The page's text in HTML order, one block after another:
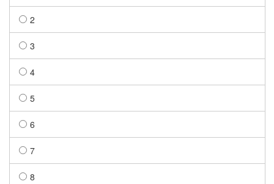
2
3
4
5
6
7
8